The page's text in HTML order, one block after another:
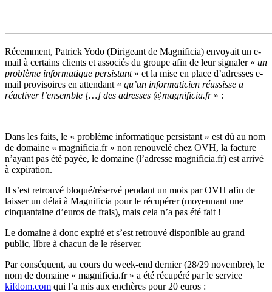
Récemment, Patrick Yodo (Dirigeant de Magnificia) envoyait un e-
mail à certains clients et associés du groupe afin de leur signaler « un
problème informatique persistant» et la mise en place d’adresses e-
mail provisoires en attendant « qu’un informaticien réussisse a
réactiver l’ensemble […] des adresses @magnificia.fr» :
Dans les faits, le « problème informatique persistant » est dû au nom
de domaine « magnificia.fr » non renouvelé chez OVH, la facture
n’ayant pas été payée, le domaine (l’adresse magnificia.fr) est arrivé
à expiration.
Il s’est retrouvé bloqué/réservé pendant un mois par OVH afin de
laisser un délai à Magnificia pour le récupérer (moyennant une
cinquantaine d’euros de frais), mais cela n’a pas été fait !
Le domaine à donc expiré et s’est retrouvé disponible au grand
public, libre à chacun de le réserver.
Par conséquent, au cours du week-end dernier (28/29 novembre), le
nom de domaine « magnificia.fr » a été récupéré par le service
kifdom.com qui l’a mis aux enchères pour 20 euros :